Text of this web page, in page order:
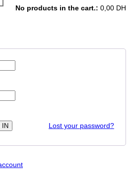
No products in the cart.: 0,00 DH
Lost your password?